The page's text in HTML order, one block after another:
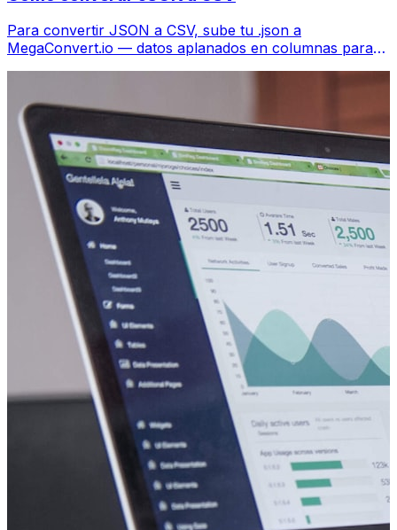
Para convertir JSON a CSV, sube tu .json a
MegaConvert.io — datos aplanados en columnas para